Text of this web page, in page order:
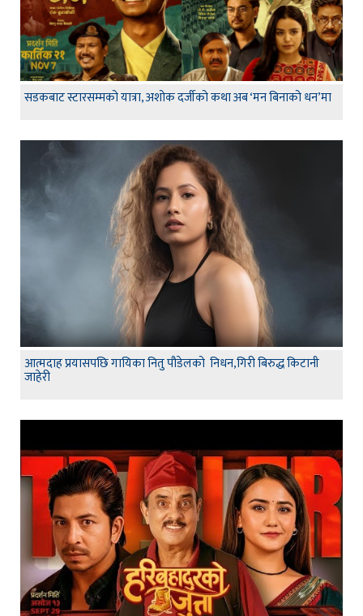
सडकबाट स्टारसम्मको यात्रा, अशोक दर्जीको कथा अब ‘मन बिनाको धन’मा
आत्मदाह प्रयासपछि गायिका नितु पौडेलको निधन,गिरी बिरुद्ध किटानी
जाहेरी